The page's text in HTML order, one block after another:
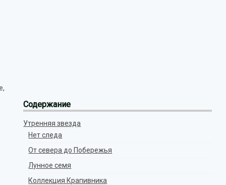
Содержание
Утренняя звезда
Нет следа
От севера до Побережья
Лунное семя
Коллекция Крапивника